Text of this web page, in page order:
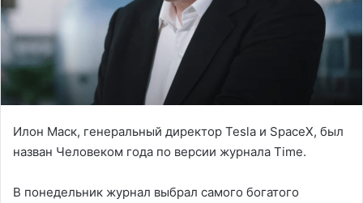
Илон Маск, генеральный директор Tesla и SpaceX, был
назван Человеком года по версии журнала Time.
В понедельник журнал выбрал самого богатого